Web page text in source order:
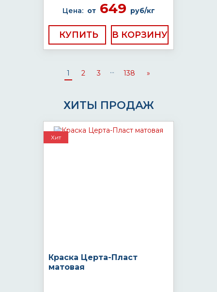
Цена: от649 руб/кг
КУПИТЬ
1 2 3 ... 138 »
ХИТЫ ПРОДАЖ
Хит
Краска Церта-Пласт
матовая